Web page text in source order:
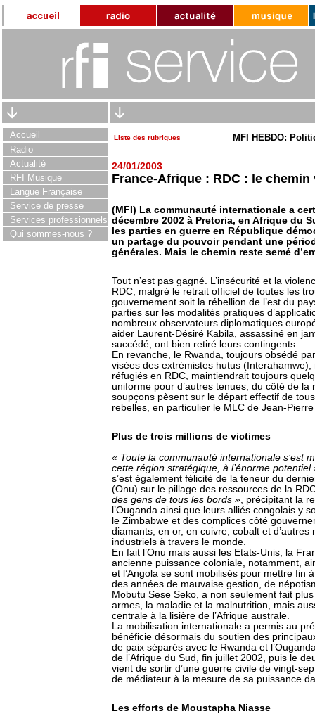
Accueil
Radio
Actualité
RFI Musique
Langue Française
Service de presse
Services professionnels
Qui sommes-nous ?
Liste des rubriques MFI HEBDO:
24/01/2003
France-Afrique : RDC : le
(MFI) La communauté internationale a
décembre 2002 à Pretoria, en Afrique du
les parties en guerre en République
un partage du pouvoir pendant une
générales. Mais le chemin reste semé
Tout n’est pas gagné. L’insécurité et la
RDC, malgré le retrait officiel de toutes les
gouvernement soit la rébellion de l’est du
parties sur les modalités pratiques
nombreux observateurs diplomatiques
aider Laurent-Désiré Kabila, assassiné en
succédé, ont bien retiré leurs contingents.
En revanche, le Rwanda, toujours obsédé
visées des extrémistes hutus
réfugiés en RDC, maintiendrait toujours
uniforme pour d’autres tenues, du côté de
soupçons pèsent sur le départ effectif de
rebelles, en particulier le MLC de Jean-
Plus de trois millions de victimes
« Toute la communauté internationale s’est
cette région stratégique, à l’énorme potentiel
s’est également félicité de la teneur du
(Onu) sur le pillage des ressources de la
des gens de tous les bords », précipitant la
l’Ouganda ainsi que leurs alliés congolais y
le Zimbabwe et des complices côté
diamants, en or, en cuivre, cobalt et
industriels à travers le monde.
En fait l’Onu mais aussi les Etats-Unis, la
ancienne puissance coloniale, notamment,
et l’Angola se sont mobilisés pour mettre fin
des années de mauvaise gestion, de
Mobutu Sese Seko, a non seulement fait
armes, la maladie et la malnutrition, mais
centrale à la lisière de l’Afrique australe.
La mobilisation internationale a permis au
bénéficie désormais du soutien des
de paix séparés avec le Rwanda et
de l’Afrique du Sud, fin juillet 2002, puis le
vient de sortir d’une guerre civile de vingt-
de médiateur à la mesure de sa puissance
Les efforts de Moustapha Niasse